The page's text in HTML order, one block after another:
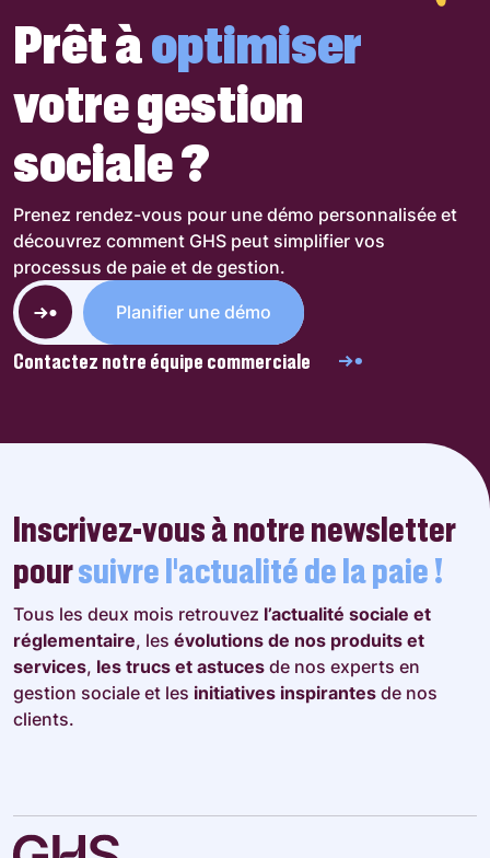
Prêt àoptimiser
votre gestion
sociale ?
Prenez rendez-vous pour une démo personnalisée et
découvrez comment GHS peut simplifier vos
processus de paie et de gestion.
Planifier une démo
Contactez notre équipe commerciale
Inscrivez-vous à notre newsletter
poursuivre l’actualité de la paie !
Tous les deux mois retrouvez l’actualité sociale et
réglementaire, les évolutions de nos produits et
services, les trucs et astuces de nos experts en
gestion sociale et les initiatives inspirantes de nos
clients.